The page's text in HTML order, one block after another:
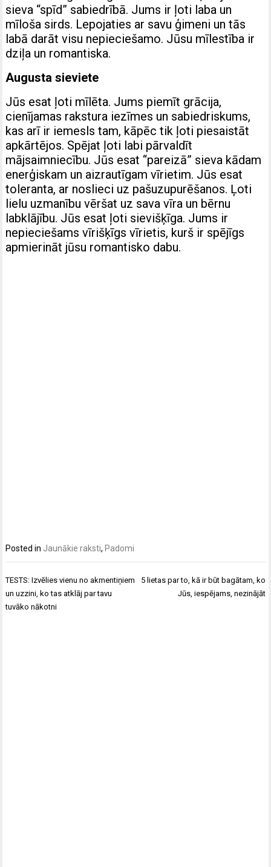
sieva “spīd” sabiedrībā. Jums ir ļoti laba un
mīloša sirds. Lepojaties ar savu ģimeni un tās
labā darāt visu nepieciešamo. Jūsu mīlestība ir
dziļa un romantiska.
Augusta sieviete
Jūs esat ļoti mīlēta. Jums piemīt grācija,
cienījamas rakstura iezīmes un sabiedriskums,
kas arī ir iemesls tam, kāpēc tik ļoti piesaistāt
apkārtējos. Spējat ļoti labi pārvaldīt
mājsaimniecību. Jūs esat “pareizā” sieva kādam
enerģiskam un aizrautīgam vīrietim. Jūs esat
toleranta, ar noslieci uz pašuzupurēšanos. Ļoti
lielu uzmanību vēršat uz sava vīra un bērnu
labklājību. Jūs esat ļoti sievišķīga. Jums ir
nepieciešams vīrišķīgs vīrietis, kurš ir spējīgs
apmierināt jūsu romantisko dabu.
Posted in Jaunākie raksti, Padomi
Post
navigation
TESTS: Izvēlies vienu no akmentiņiem
un uzzini, ko tas atklāj par tavu
tuvāko nākotni
5 lietas par to, kā ir būt bagātam, ko
Jūs, iespējams, nezinājāt